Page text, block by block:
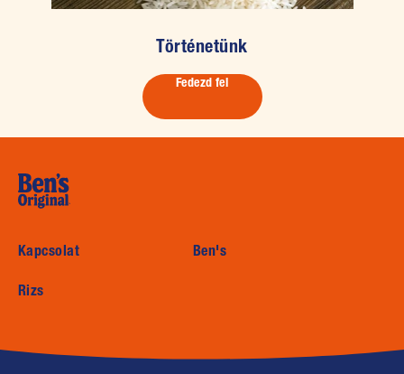
Történetünk
Fedezd fel
Kapcsolat(opens in new window)
Ben's
Rizs